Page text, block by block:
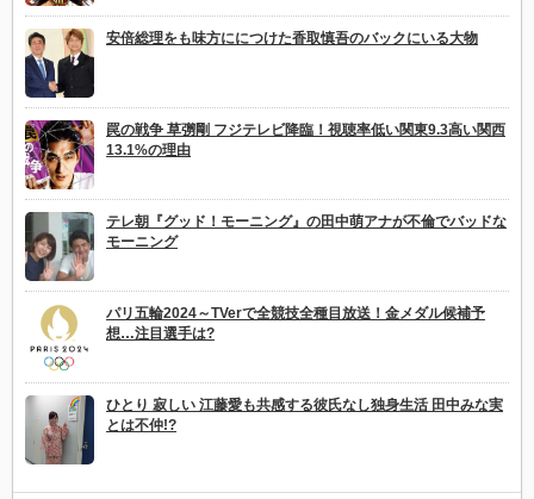
安倍総理をも味方ににつけた香取慎吾のバックにいる大物
罠の戦争 草彅剛 フジテレビ降臨！視聴率低い関東9.3高い関西
13.1%の理由
テレ朝『グッド！モーニング』の田中萌アナが不倫でバッドな
モーニング
パリ五輪2024～TVerで全競技全種目放送！金メダル候補予
想…注目選手は?
ひとり 寂しい 江藤愛も共感する彼氏なし独身生活 田中みな実
とは不仲!?